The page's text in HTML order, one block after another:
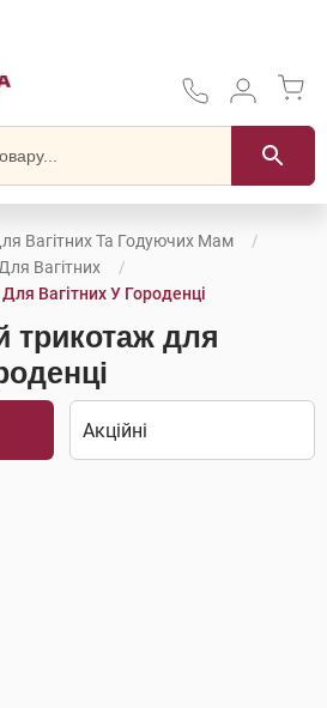
Вагітних Та Годуючих Мам
Вагітних
Вагітних У Городенці
трикотаж для